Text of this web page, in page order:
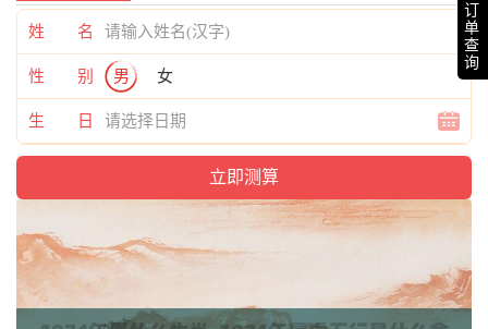
订
单
查
询
姓 名
性 别 男 女
生 日